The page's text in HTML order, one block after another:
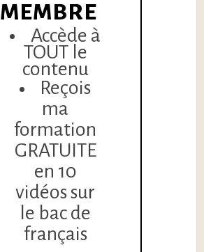
MEMBRE
Accède à
TOUT le
contenu
Reçois
ma
formation
GRATUITE
en 10
vidéos sur
le bac de
français